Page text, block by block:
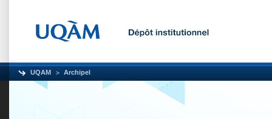
UQAM Archipel